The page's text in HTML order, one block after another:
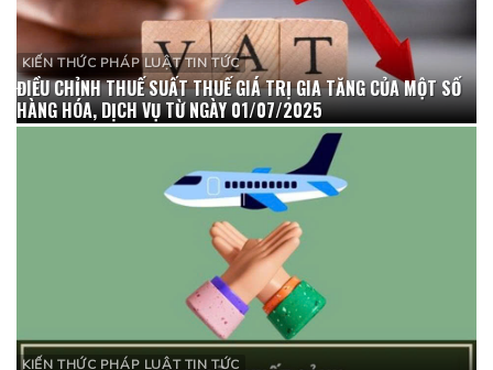
KIẾN THỨC PHÁP LUẬT TIN TỨC
ĐIỀU CHỈNH THUẾ SUẤT THUẾ GIÁ TRỊ GIA TĂNG CỦA MỘT SỐ
HÀNG HÓA, DỊCH VỤ TỪ NGÀY 01/07/2025
KIẾN THỨC PHÁP LUẬT TIN TỨC